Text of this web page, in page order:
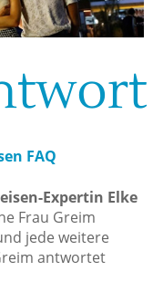
FAQ
Expertin Elke
Frau Greim
jede weitere
antwortet